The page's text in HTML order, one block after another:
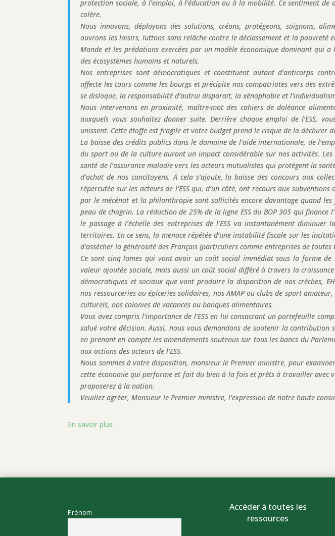
protection sociale, à l’emploi, à l’éducation ou à la mobilité. Ce sentiment
colère.
Nous innovons, déployons des solutions, créons, protégeons, soignons,
ouvrons les loisirs, luttons sans relâche contre le déclassement et la pauvreté
Monde et les prédations exercées par un modèle économique dominant qui
des écosystèmes humains et naturels.
Nos entreprises sont démocratiques et constituent autant d’anticorps
affecte les tours comme les bourgs et précipite nos compatriotes vers des
se disloque, la responsabilité d’autrui disparait, la xénophobie et
Nous intervenons en proximité, maître-mot des cahiers de doléance
auxquels vous souhaitez donner suite. Derrière chaque emploi de l’ESS,
unissent. Cette étoffe est fragile et votre budget prend le risque de la déchirer
La baisse des crédits publics dans le domaine de l’aide internationale, de
du sport ou de la culture auront un impact considérable sur nos activités.
santé de l’assurance maladie vers les acteurs mutualistes qui protègent la
d’achat de nos concitoyens. À cela s’ajoute, la baisse des concours aux
répercutée sur les acteurs de l’ESS qui, d’un côté, ont recours aux
par le mécénat et la philanthropie sont sollicités encore davantage quand les
peau de chagrin. La réduction de 25% de la ligne ESS du BOP 305 qui finance
le passage à l’échelle des entreprises de l’ESS va instantanément
territoires. En ce sens, la menace répétée d’une instabilité fiscale sur les
d’assécher la générosité des Français (particuliers comme entreprises de
Ce sont cinq lames qui vont avoir un coût social immédiat sous la forme de
valeur ajoutée sociale, mais aussi un coût social différé à travers la croissance
démocratiques et sociaux que vont produire la disparition de nos crèches,
nos ressourceries ou épiceries solidaires, nos AMAP ou clubs de sport
culturels, nos colonies de vacances ou banques alimentaires.
Vous avez compris l’importance de l’ESS en lui consacrant un portefeuille
salué votre décision. Aussi, nous vous demandons de soutenir la contribution
en prenant en compte les amendements soutenus sur tous les bancs du
aux actions des acteurs de l’ESS.
Nous sommes à votre disposition, monsieur le Premier ministre, pour
cette économie qui performe et fait du bien à la fois et prêts à travailler avec
proposerez à la nation.
Veuillez agréer, Monsieur le Premier ministre, l’expression de notre haute
En savoir plus
Prénom
Accéder à toutes les
ressources